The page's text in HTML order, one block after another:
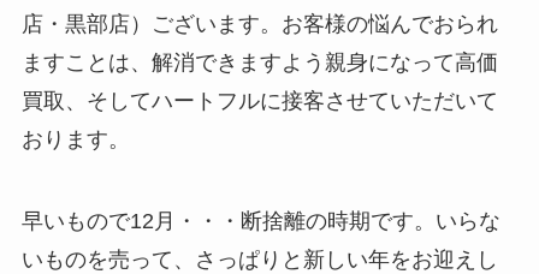
店・黒部店）ございます。お客様の悩んでおられ
ますことは、解消できますよう親身になって高価
買取、そしてハートフルに接客させていただいて
おります。
早いもので12月・・・断捨離の時期です。いらな
いものを売って、さっぱりと新しい年をお迎えし